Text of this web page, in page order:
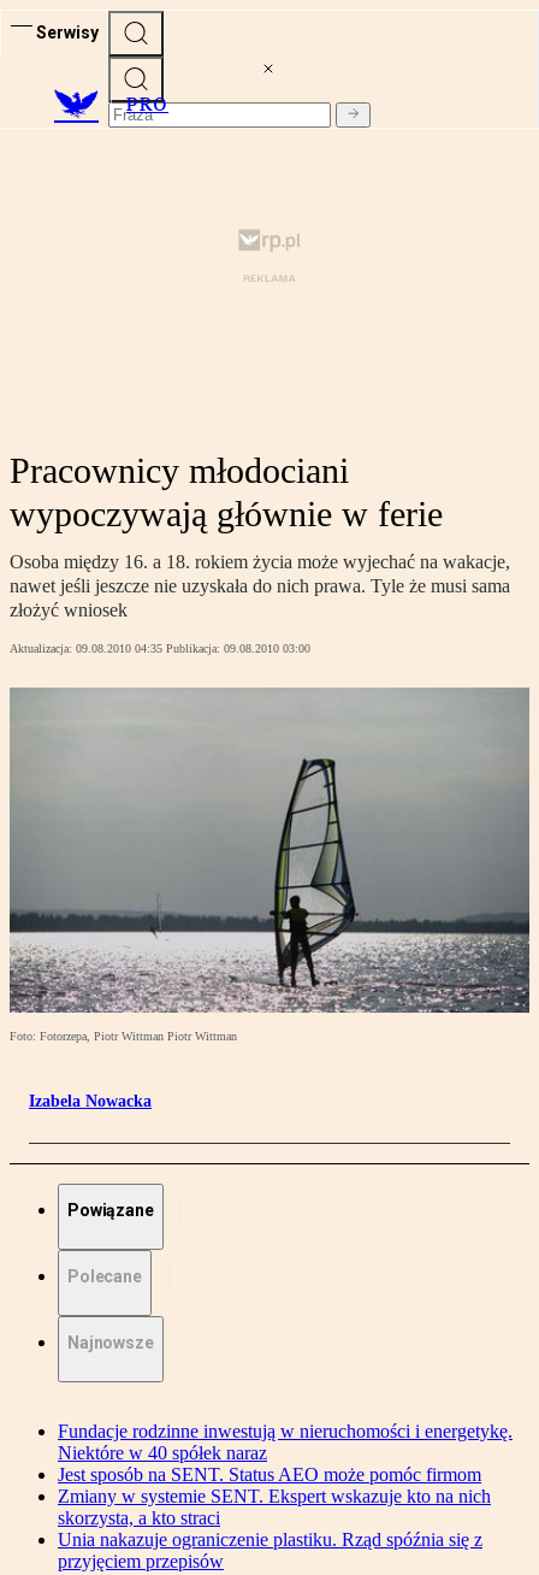
Serwisy
PRO
Pracownicy młodociani
wypoczywają głównie w ferie
Osoba między 16. a 18. rokiem życia może wyjechać na wakacje,
nawet jeśli jeszcze nie uzyskała do nich prawa. Tyle że musi sama
złożyć wniosek
Aktualizacja: 09.08.2010 04:35 Publikacja: 09.08.2010 03:00
Foto: Fotorzepa, Piotr Wittman Piotr Wittman
Izabela Nowacka
Powiązane
Polecane
Najnowsze
Fundacje rodzinne inwestują w nieruchomości i energetykę.
Niektóre w 40 spółek naraz
Jest sposób na SENT. Status AEO może pomóc firmom
Zmiany w systemie SENT. Ekspert wskazuje kto na nich
skorzysta, a kto straci
Unia nakazuje ograniczenie plastiku. Rząd spóźnia się z
przyjęciem przepisów